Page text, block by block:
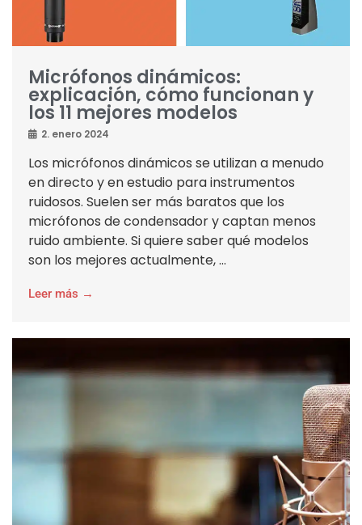
Micrófonos dinámicos:
explicación, cómo funcionan y
los 11 mejores modelos
2. enero 2024
Los micrófonos dinámicos se utilizan a menudo
en directo y en estudio para instrumentos
ruidosos. Suelen ser más baratos que los
micrófonos de condensador y captan menos
ruido ambiente. Si quiere saber qué modelos
son los mejores actualmente, ...
Leer más →